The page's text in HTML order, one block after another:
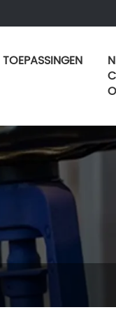
TOEPASSINGEN